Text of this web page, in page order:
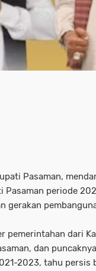
Pasaman,
Pasaman periode
gerakan
pemerintahan dari
dan
2023, tahu persis